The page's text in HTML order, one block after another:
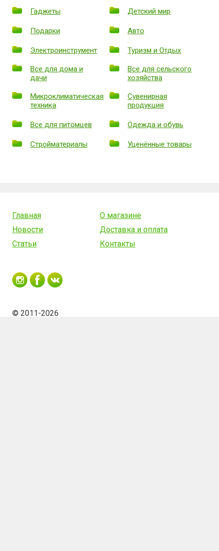
Гаджеты Детский мир
Подарки Авто
Электроинструмент Туризм и Отдых
Все для дома и
дачи
Все для сельского
хозяйства
Микроклиматическая
техника
Сувенирная
продукция
Все для питомцев Одежда и обувь
Стройматериалы Уценённые товары
Главная
О магазине
Новости
Доставка и оплата
Статьи
Контакты
© 2011-2026